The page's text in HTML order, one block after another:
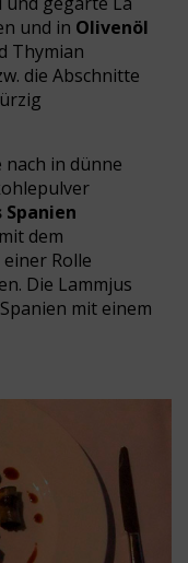
und in Olivenöl
Thymian
die Abschnitte
nach in dünne
dem
Rolle
Die Lammjus
mit einem